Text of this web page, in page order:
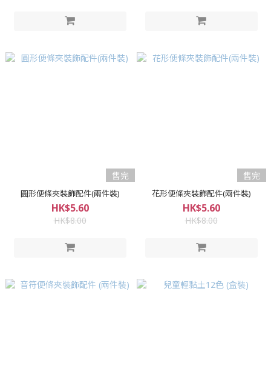
售完
圓形便條夾裝飾配件(兩件裝)
HK$5.60
HK$8.00
售完
花形便條夾裝飾配件(兩件裝)
HK$5.60
HK$8.00